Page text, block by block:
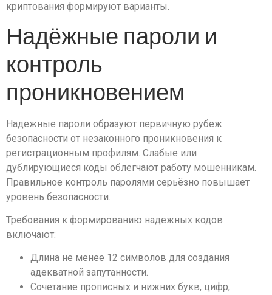
криптования формируют варианты.
Надёжные пароли и
контроль
проникновением
Надежные пароли образуют первичную рубеж
безопасности от незаконного проникновения к
регистрационным профилям. Слабые или
дублирующиеся коды облегчают работу мошенникам.
Правильное контроль паролями серьёзно повышает
уровень безопасности.
Требования к формированию надежных кодов
включают:
Длина не менее 12 символов для создания
адекватной запутанности.
Сочетание прописных и нижних букв, цифр,